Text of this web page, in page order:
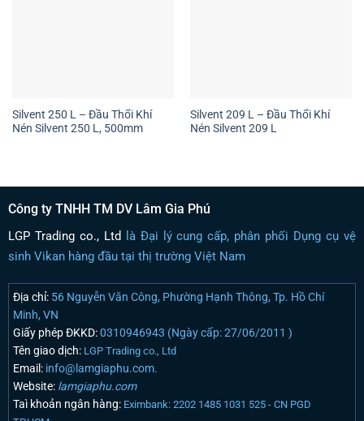
Silvent 250 L – Đầu Thổi Khí
Nén Silvent 250 L, 500mm
Silvent 209 L – Đầu Thổi Khí
Nén Silvent 209 L
Công ty TNHH TM DV Lâm Gia Phú
LGP Trading co., Ltd là Đại lý cung cấp, phân phối Dụng cụ vệ
sinh Vikan hàng đầu tại thị trường Việt Nam
Địa chỉ:56 Nguyễn Văn Công, Phường Hạnh Thông, Tp. Hồ Chí
Minh, VN
Giấy phép ĐKKD:0310946943 (Ngày cấp: 27/06/2011 )
Tên giao dịch: LGP Trading co., Ltd
Email:info@lamgiaphu.com.
Website:lamgiaphu.com
Taì khoản ngân hàng: Eximbank: 2202 1485 1031 525 - CN PGD